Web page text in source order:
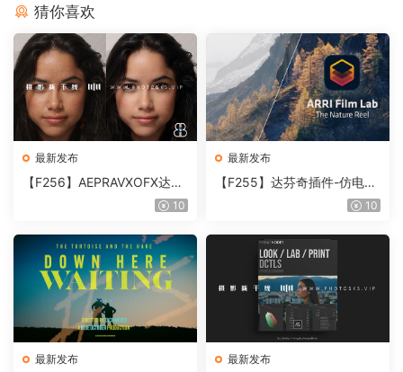
猜你喜欢
最新发布
【F256】AEPRAVXOFX达芬
奇视频人像磨皮润肤美颜插件
10
最新发布
【F255】达芬奇插件-仿电影
胶片视频调色插件 ARRI Film
10
最新发布 最新发布